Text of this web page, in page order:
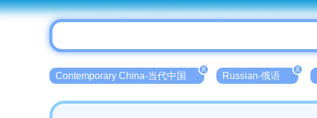
Contemporary China-当代中国
X
Russian-俄语
X